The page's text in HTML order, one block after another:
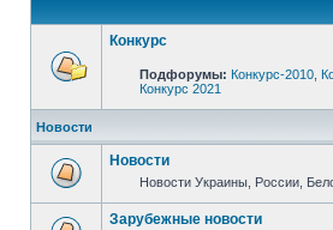
Конкурс
Подфорумы: Конкурс-2010
Конкурс 2021
Новости
Новости
Новости Украины, России,
Зарубежные новости